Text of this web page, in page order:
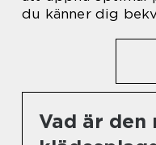
du känner dig
Vad är den